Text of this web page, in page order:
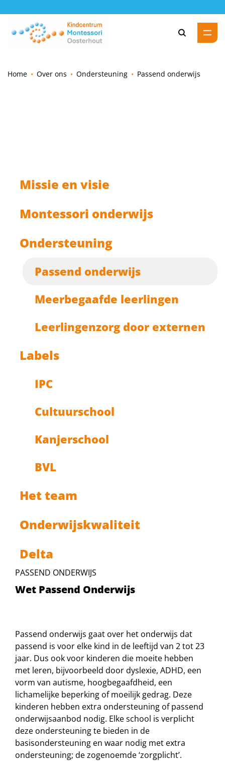
Home Over ons Ondersteuning Passend onderwijs
Missie en visie
Montessori onderwijs
Ondersteuning
Passend onderwijs
Meerbegaafde leerlingen
Leerlingenzorg door externen
Labels
IPC
Cultuurschool
Kanjerschool
BVL
Het team
Onderwijskwaliteit
Delta
PASSEND ONDERWIJS
Wet Passend Onderwijs
Passend onderwijs gaat over het onderwijs dat
passend is voor elke kind in de leeftijd van 2 tot 23
jaar. Dus ook voor kinderen die moeite hebben
met leren, bijvoorbeeld door dyslexie, ADHD, een
vorm van autisme, hoogbegaafdheid, een
lichamelijke beperking of moeilijk gedrag. Deze
kinderen hebben extra ondersteuning of passend
onderwijsaanbod nodig. Elke school is verplicht
deze ondersteuning te bieden in de
basisondersteuning en waar nodig met extra
ondersteuning; de zogenoemde ‘zorgplicht’.